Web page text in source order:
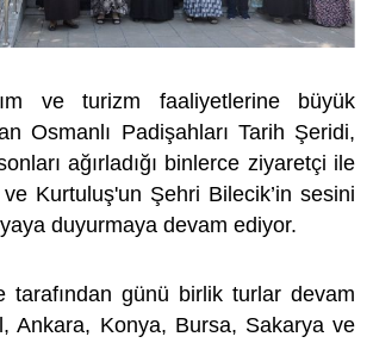
ve turizm faaliyetlerine büyük
Osmanlı Padişahları Tarih Şeridi,
ağırladığı binlerce ziyaretçi ile
Kurtuluş'un Şehri Bilecik’in sesini
duyurmaya devam ediyor.
tarafından günü birlik turlar devam
Ankara, Konya, Bursa, Sakarya ve